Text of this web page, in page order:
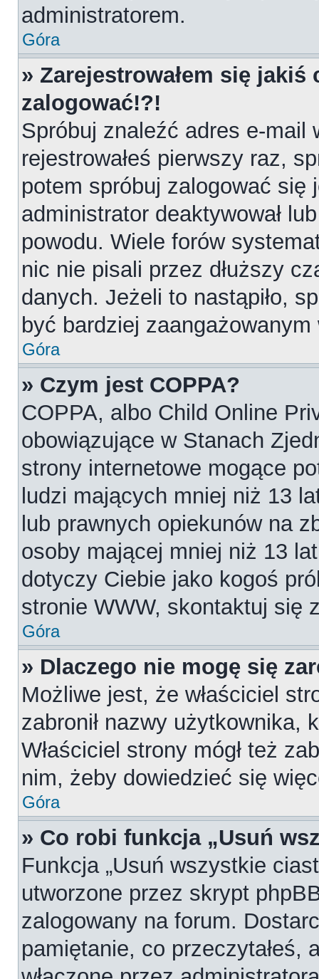
administratorem.
Góra
» Zarejestrowałem się
zalogować!?!
Spróbuj znaleźć adres e-mail
rejestrowałeś pierwszy raz,
potem spróbuj zalogować
administrator deaktywował
powodu. Wiele forów
nic nie pisali przez dłuższy
danych. Jeżeli to nastąpiło,
być bardziej
Góra
» Czym jest COPPA?
COPPA, albo Child Online
obowiązujące w Stanach
strony internetowe mogące
ludzi mających mniej niż 13
lub prawnych opiekunów na
osoby mającej mniej niż 13
dotyczy Ciebie jako kogoś
stronie WWW, skontaktuj się
Góra
» Dlaczego nie mogę się
Możliwe jest, że właściciel
zabronił nazwy użytkownika,
Właściciel strony mógł też
nim, żeby dowiedzieć się
Góra
» Co robi funkcja „Usuń
Funkcja „Usuń wszystkie
utworzone przez skrypt
zalogowany na forum.
pamiętanie, co przeczytałeś,